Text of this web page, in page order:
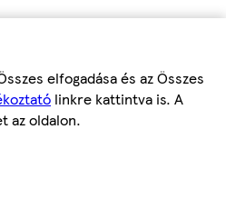
elfogadása és az Összes
linkre kattintva is. A
az oldalon.